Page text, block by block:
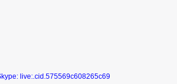
live:.cid.575569c608265c69